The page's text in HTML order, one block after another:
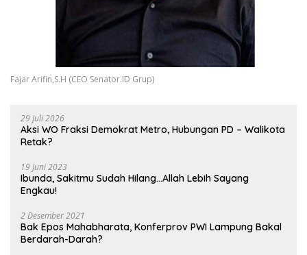
Fajar Arifin,S.H (CEO Senator.ID Grup)
29 Juli 2026
Aksi WO Fraksi Demokrat Metro, Hubungan PD – Walikota
Retak?
19 Juni 2023
Ibunda, Sakitmu Sudah Hilang…Allah Lebih Sayang
Engkau!
2 Desember 2021
Bak Epos Mahabharata, Konferprov PWI Lampung Bakal
Berdarah-Darah?